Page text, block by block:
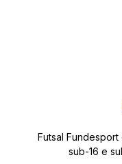
Futsal
sub-16 e